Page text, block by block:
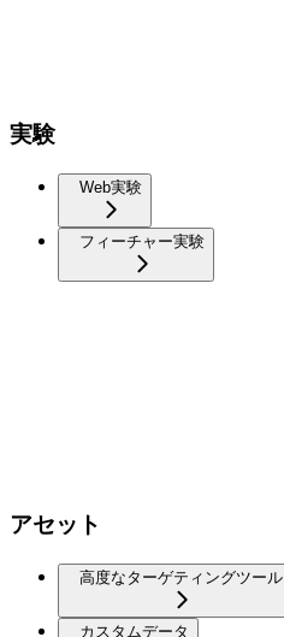
実験
Web実験
フィーチャー実験
アセット
高度なターゲティングツール
カスタムデータ